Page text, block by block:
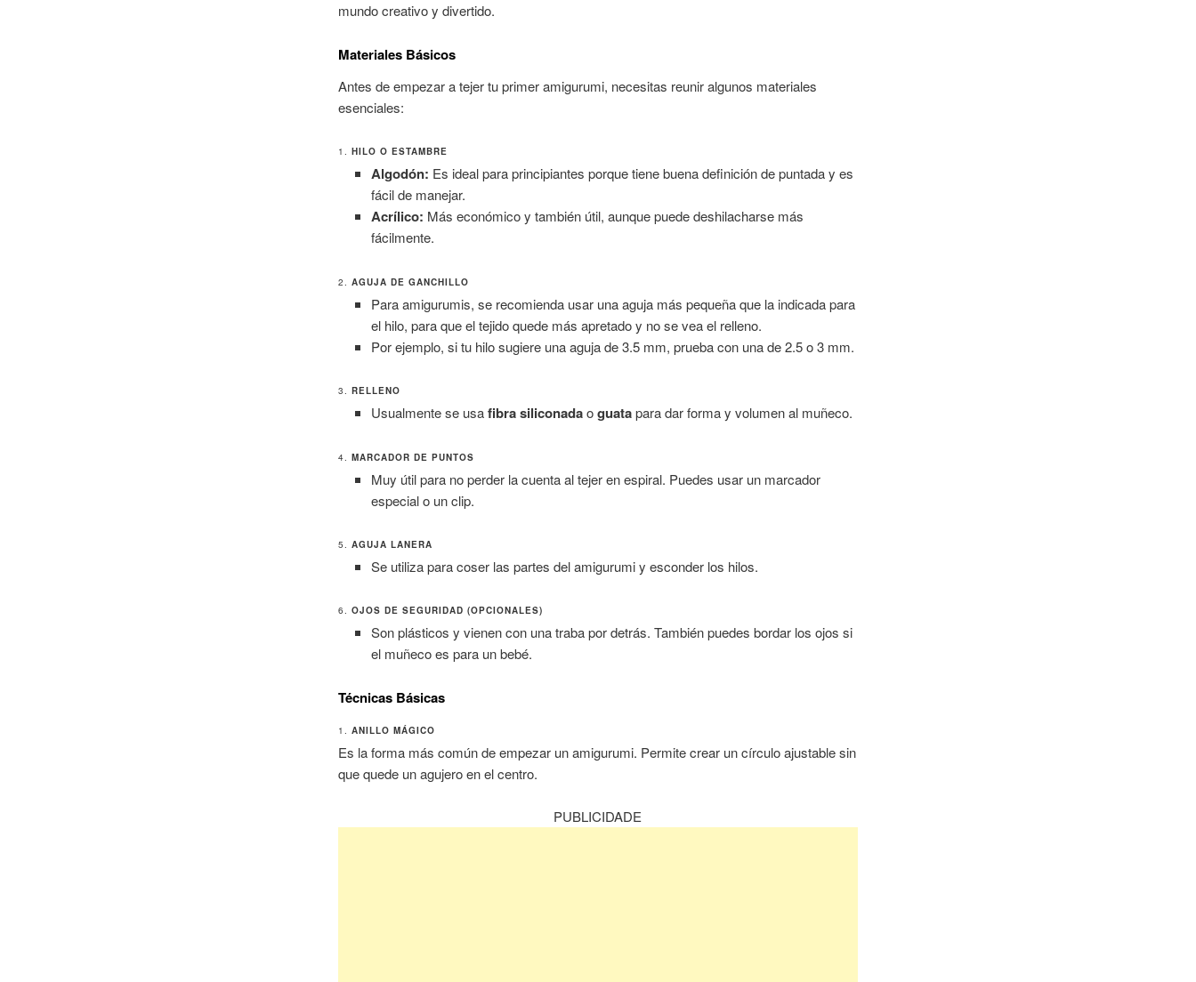
mundo creativo y divertido.
Materiales Básicos
Antes de empezar a tejer tu primer amigurumi, necesitas reunir algunos materiales
esenciales:
1. HILO O ESTAMBRE
Algodón: Es ideal para principiantes porque tiene buena definición de puntada y es
fácil de manejar.
Acrílico: Más económico y también útil, aunque puede deshilacharse más
fácilmente.
2. AGUJA DE GANCHILLO
Para amigurumis, se recomienda usar una aguja más pequeña que la indicada para
el hilo, para que el tejido quede más apretado y no se vea el relleno.
Por ejemplo, si tu hilo sugiere una aguja de 3.5 mm, prueba con una de 2.5 o 3 mm.
3. RELLENO
Usualmente se usafibra siliconadaoguatapara dar forma y volumen al muñeco.
4. MARCADOR DE PUNTOS
Muy útil para no perder la cuenta al tejer en espiral. Puedes usar un marcador
especial o un clip.
5. AGUJA LANERA
Se utiliza para coser las partes del amigurumi y esconder los hilos.
6. OJOS DE SEGURIDAD (OPCIONALES)
Son plásticos y vienen con una traba por detrás. También puedes bordar los ojos si
el muñeco es para un bebé.
Técnicas Básicas
1. ANILLO MÁGICO
Es la forma más común de empezar un amigurumi. Permite crear un círculo ajustable sin
que quede un agujero en el centro.
PUBLICIDADE